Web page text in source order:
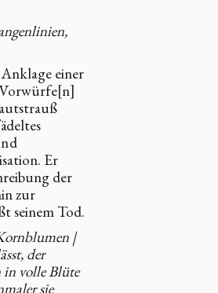
einer
Er
der
zur
seinem Tod.
|
der
in volle Blüte
sie